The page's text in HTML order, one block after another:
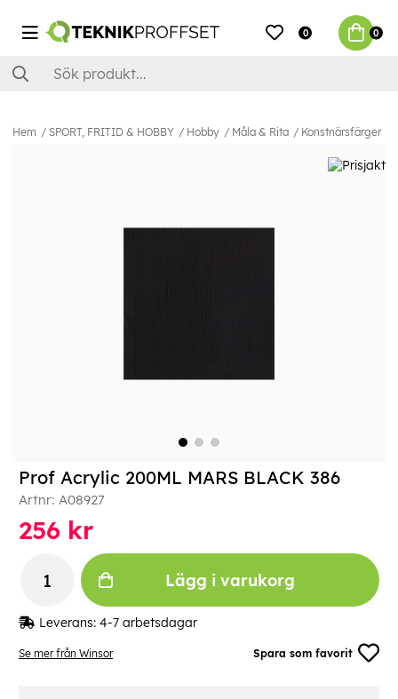
0 0
Hem SPORT, FRITID & HOBBY Hobby Måla & Rita Konstnärsfärger
Se mer från Winsor Spara som favorit
Prof Acrylic 200ML MARS BLACK 386
Artnr: A08927
256 kr
Lägg i varukorg
Leverans: 4-7 arbetsdagar